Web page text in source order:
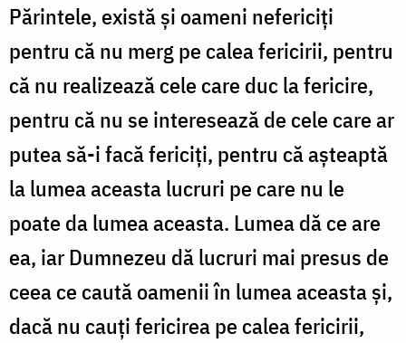
Părintele, există și oameni nefericiți
pentru că nu merg pe calea fericirii, pentru
că nu realizează cele care duc la fericire,
pentru că nu se interesează de cele care ar
putea să-i facă fericiți, pentru că așteaptă
la lumea aceasta lucruri pe care nu le
poate da lumea aceasta. Lumea dă ce are
ea, iar Dumnezeu dă lucruri mai presus de
ceea ce caută oamenii în lumea aceasta și,
dacă nu cauți fericirea pe calea fericirii,